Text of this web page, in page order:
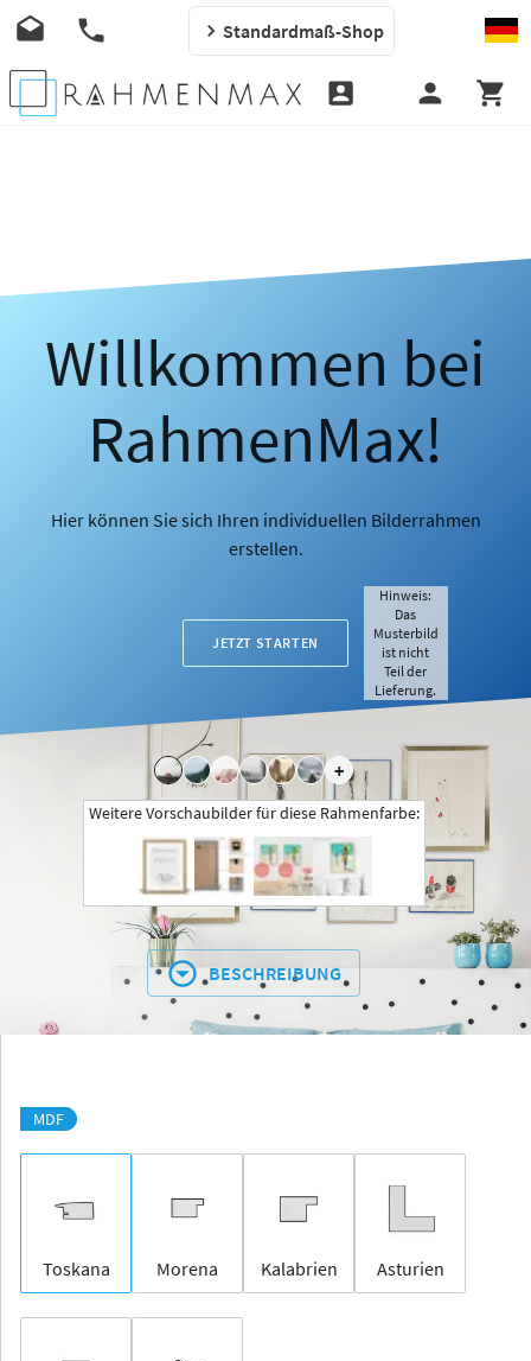
Standardmaß-Shop
Willkommen bei
RahmenMax!
Hier können Sie sich Ihren individuellen Bilderrahmen
erstellen.
JETZT STARTEN
+
Hinweis:
Das
Musterbild
ist nicht
Teil der
Lieferung.
Weitere Vorschaubilder für diese Rahmenfarbe:
BESCHREIBUNG
MDF
Toskana Morena Kalabrien Asturien